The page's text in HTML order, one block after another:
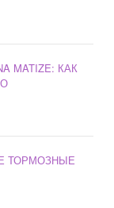
MATIZE: КАК
ТОРМОЗНЫЕ